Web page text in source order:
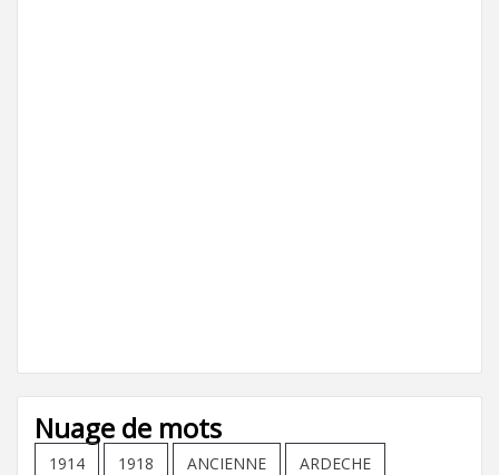
Nuage de mots
1914 1918 ANCIENNE ARDECHE